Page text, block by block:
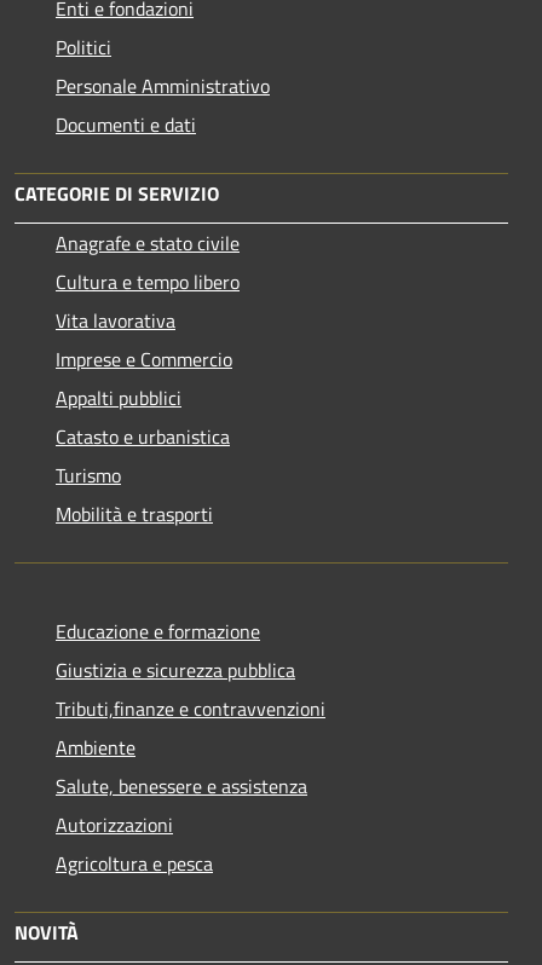
Enti e fondazioni
Politici
Personale Amministrativo
Documenti e dati
CATEGORIE DI SERVIZIO
Anagrafe e stato civile
Cultura e tempo libero
Vita lavorativa
Imprese e Commercio
Appalti pubblici
Catasto e urbanistica
Turismo
Mobilità e trasporti
Educazione e formazione
Giustizia e sicurezza pubblica
Tributi,finanze e contravvenzioni
Ambiente
Salute, benessere e assistenza
Autorizzazioni
Agricoltura e pesca
NOVITÀ